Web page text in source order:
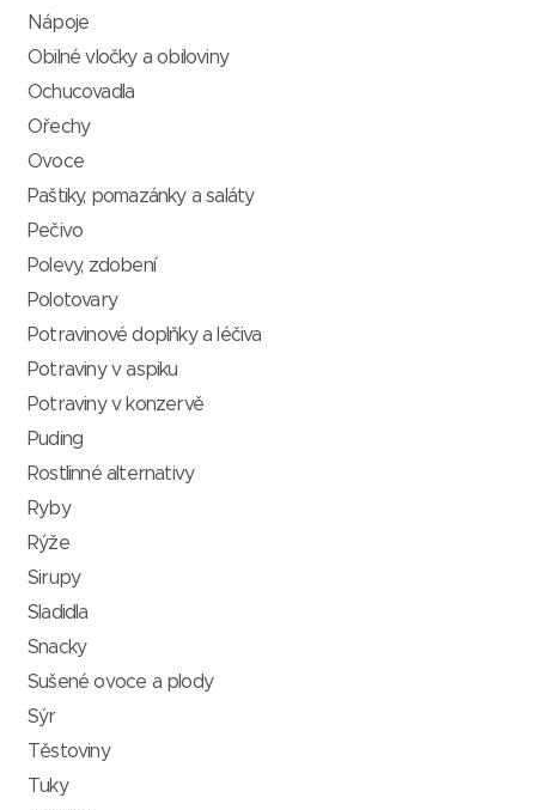
Nápoje
Obilné vločky a obiloviny
Ochucovadla
Ořechy
Ovoce
Paštiky, pomazánky a saláty
Pečivo
Polevy, zdobení
Polotovary
Potravinové doplňky a léčiva
Potraviny v aspiku
Potraviny v konzervě
Puding
Rostlinné alternativy
Ryby
Rýže
Sirupy
Sladidla
Snacky
Sušené ovoce a plody
Sýr
Těstoviny
Tuky